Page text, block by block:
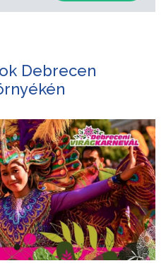
Debrecen